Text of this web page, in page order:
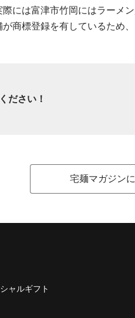
には富津市竹岡にはラーメ
商標登録を有しているため
ださい！
宅麺マガジン
ャルギフト